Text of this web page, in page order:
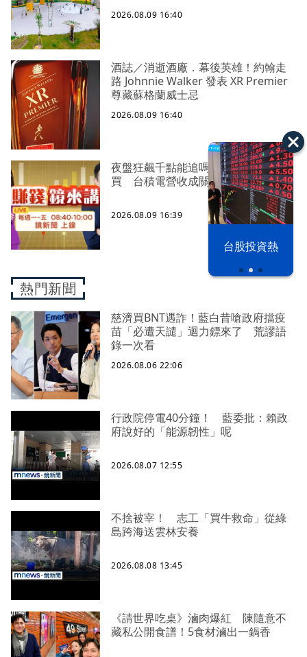
台股投資熱
2026.08.09 16:40
酒誌／消逝酒廠．幕後英雄！約翰走
路 Johnnie Walker 發表 XR Premier
尊藏蘇格蘭威士忌
2026.08.09 16:40
夜盤狂飆千點能追嗎？投信終結連32
買 台積電營收成關鍵
2026.08.09 16:39
熱門新聞
慈濟買BNT遇詐！藍白昔嗆政府擋疫
苗「必遭天譴」迴力鏢來了 荒謬語
錄一次看
2026.08.06 22:06
行政院停電40分鐘！ 藍委批：賴政
府說好的「能源韌性」呢
2026.08.07 12:55
不捨被宰！ 志工「買牛救命」從綠
島跨海送雲林安養
2026.08.08 13:45
《請世界吃桌》滷肉爆紅 陳隨意不
藏私公開食譜！5食材滷出一鍋香